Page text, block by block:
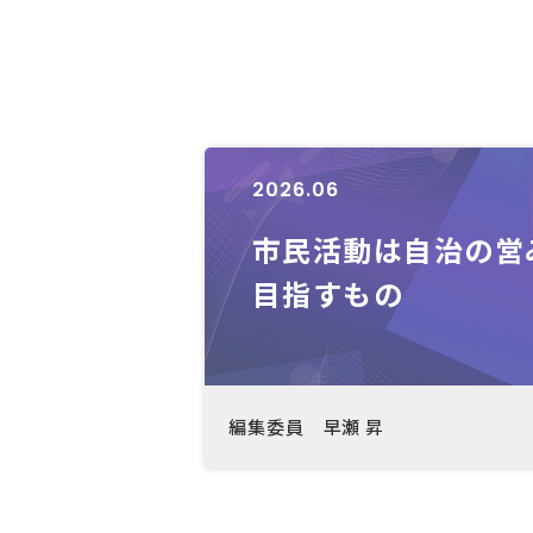
2026.06
市民活動は自治の
目指すもの
編集委員 早瀬 昇